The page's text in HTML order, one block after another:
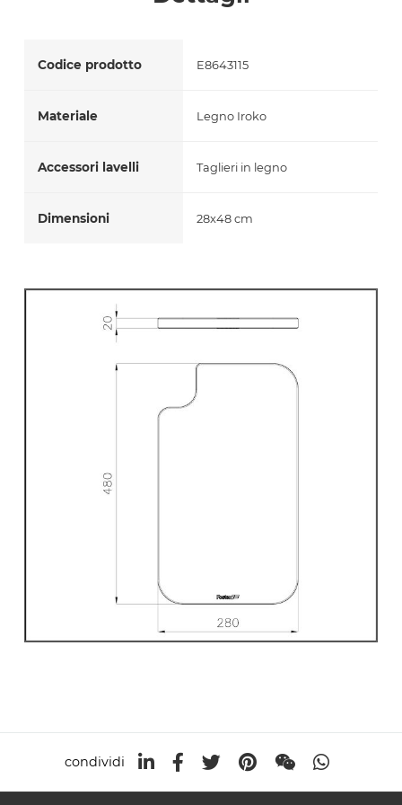
Codice prodotto E8643115
Materiale Legno Iroko
Accessori lavelli Taglieri in legno
Dimensioni 28x48 cm
condividi